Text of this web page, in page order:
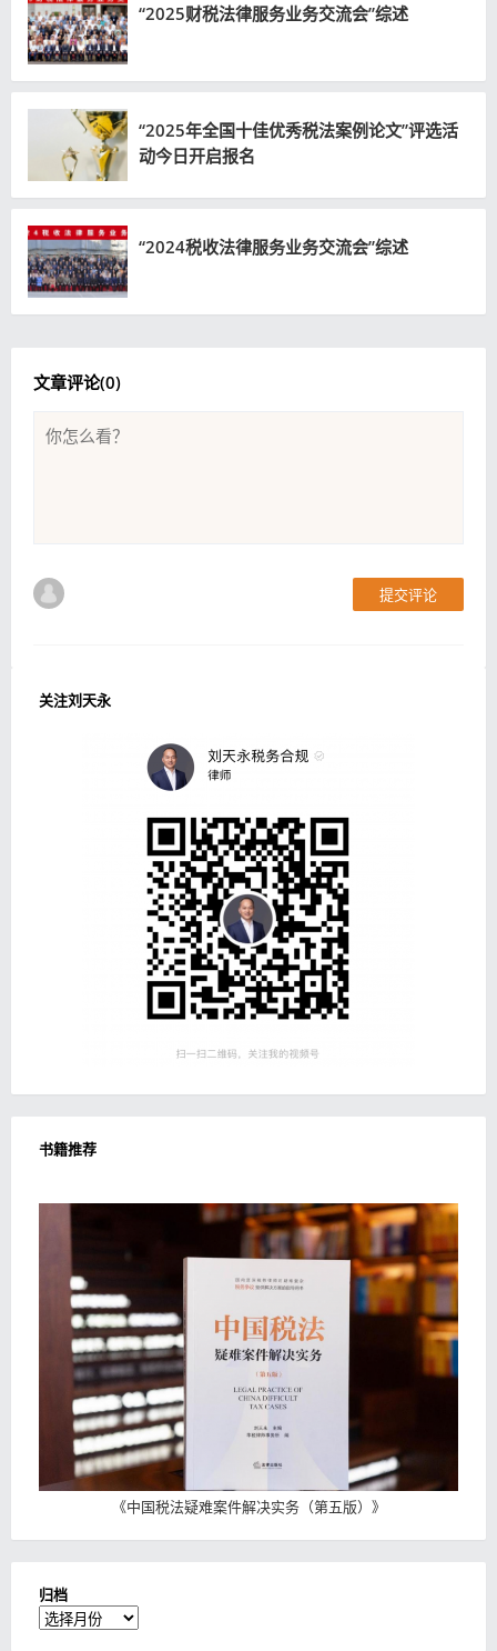
“2025财税法律服务业务交流会”综述
“2025年全国十佳优秀税法案例论文”评选活
动今日开启报名
“2024税收法律服务业务交流会”综述
文章评论(0)
提交评论
关注刘天永
书籍推荐
《中国税法疑难案件解决实务（第五版） 》
归档
归
档